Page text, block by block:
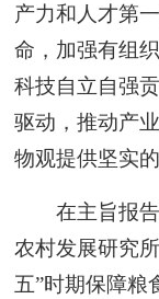
产力和人才第
命，加强有组
科技自立自强
驱动，推动产
物观提供坚实
在主旨报
农村发展研究
五”时期保障粮